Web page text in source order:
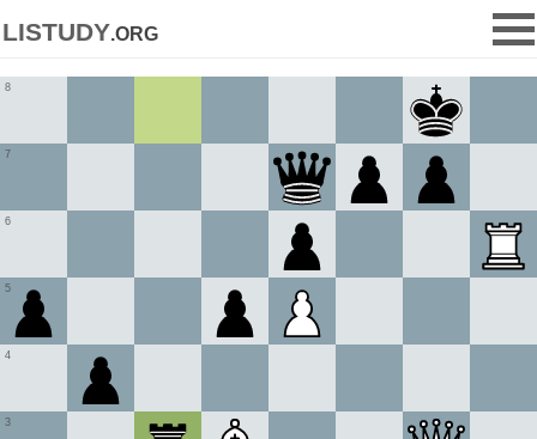
listudy.org
3
4
5
6
7
8